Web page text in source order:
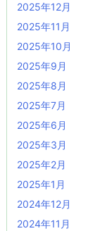
2025年12月
2025年11月
2025年10月
2025年9月
2025年8月
2025年7月
2025年6月
2025年3月
2025年2月
2025年1月
2024年12月
2024年11月